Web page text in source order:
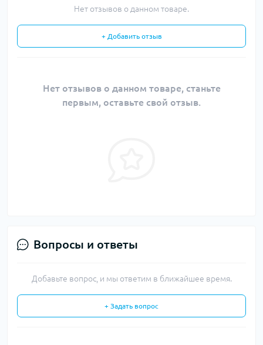
Нет отзывов о данном товаре.
+ Добавить отзыв
Нет отзывов о данном товаре, станьте
первым, оставьте свой отзыв.
Вопросы и ответы
Добавьте вопрос, и мы ответим в ближайшее время.
+ Задать вопрос